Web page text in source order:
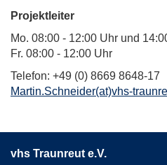
Projektleiter
Mo. 08:00 - 12:00 Uhr und
Fr. 08:00 - 12:00 Uhr
Telefon: +49 (0) 8669 8648-17
Martin.Schneider(at)vhs-
vhs Traunreut e.V.